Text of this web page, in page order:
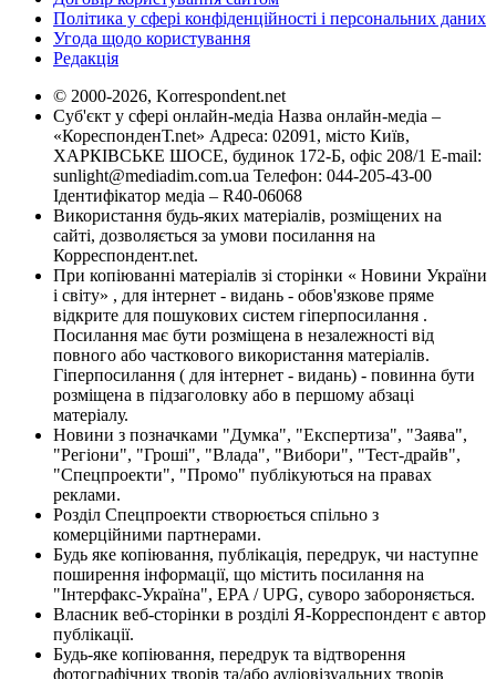
Політика у сфері конфіденційності і персональних даних
Угода щодо користування
Редакція
© 2000-2026, Korrespondent.net
Суб'єкт у сфері онлайн-медіа Назва онлайн-медіа –
«КореспонденТ.net» Адреса: 02091, місто Київ,
ХАРКІВСЬКЕ ШОСЕ, будинок 172-Б, офіс 208/1 E-mail:
sunlight@mediadim.com.ua Телефон: 044-205-43-00
Ідентифікатор медіа – R40-06068
Використання будь-яких матеріалів, розміщених на
сайті, дозволяється за умови посилання на
Корреспондент.net.
При копіюванні матеріалів зі сторінки « Новини України
і світу» , для інтернет - видань - обов'язкове пряме
відкрите для пошукових систем гіперпосилання .
Посилання має бути розміщена в незалежності від
повного або часткового використання матеріалів.
Гіперпосилання ( для інтернет - видань) - повинна бути
розміщена в підзаголовку або в першому абзаці
матеріалу.
Новини з позначками "Думка", "Експертиза", "Заява",
"Регіони", "Гроші", "Влада", "Вибори", "Тест-драйв",
"Спецпроекти", "Промо" публікуються на правах
реклами.
Розділ Спецпроекти створюється спільно з
комерційними партнерами.
Будь яке копіювання, публікація, передрук, чи наступне
поширення інформації, що містить посилання на
"Інтерфакс-Україна", EPA / UPG, суворо забороняється.
Власник веб-сторінки в розділі Я-Корреспондент є автор
публікації.
Будь-яке копіювання, передрук та відтворення
фотографічних творів та/або аудіовізуальних творів